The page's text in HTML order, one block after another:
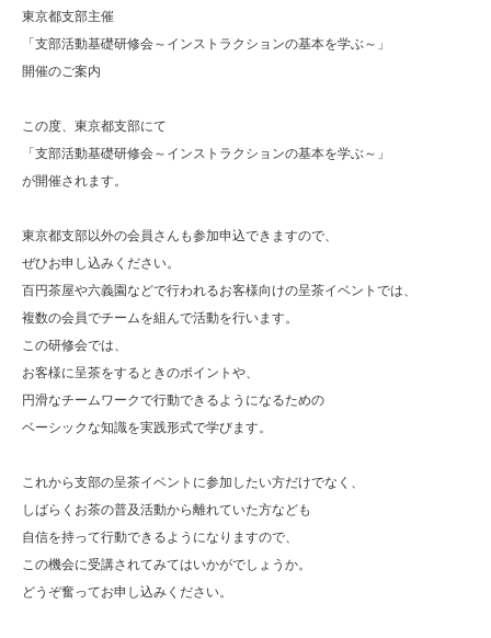
東京都支部主催
「支部活動基礎研修会～インストラクションの基本を学ぶ～」
開催のご案内
この度、東京都支部にて
「支部活動基礎研修会～インストラクションの基本を学ぶ～」
が開催されます。
東京都支部以外の会員さんも参加申込できますので、
ぜひお申し込みください。
百円茶屋や六義園などで行われるお客様向けの呈茶イベントでは、
複数の会員でチームを組んで活動を行います。
この研修会では、
お客様に呈茶をするときのポイントや、
円滑なチームワークで行動できるようになるための
ベーシックな知識を実践形式で学びます。
これから支部の呈茶イベントに参加したい方だけでなく、
しばらくお茶の普及活動から離れていた方なども
自信を持って行動できるようになりますので、
この機会に受講されてみてはいかがでしょうか。
どうぞ奮ってお申し込みください。